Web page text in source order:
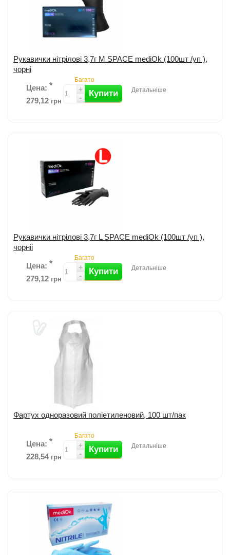
Рукавички нітрілові 3,7г М SPACE mediOk (100шт /уп ),
чорні
Цена: *
279,12 грн
Багато
+
- Купити Детальніше
Додати до порівняння
Рукавички нітрілові 3,7г L SPACE mediOk (100шт /уп ),
чорніі
Цена: *
279,12 грн
Багато
+
- Купити Детальніше
Додати до порівняння
Фартух одноразовий поліетиленовий, 100 шт/пак
Цена: *
228,54 грн
Багато
+
- Купити Детальніше
детальніше
Додати до порівняння